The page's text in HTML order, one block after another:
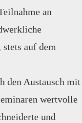
an
auf dem
den Austausch mit
wertvolle
und